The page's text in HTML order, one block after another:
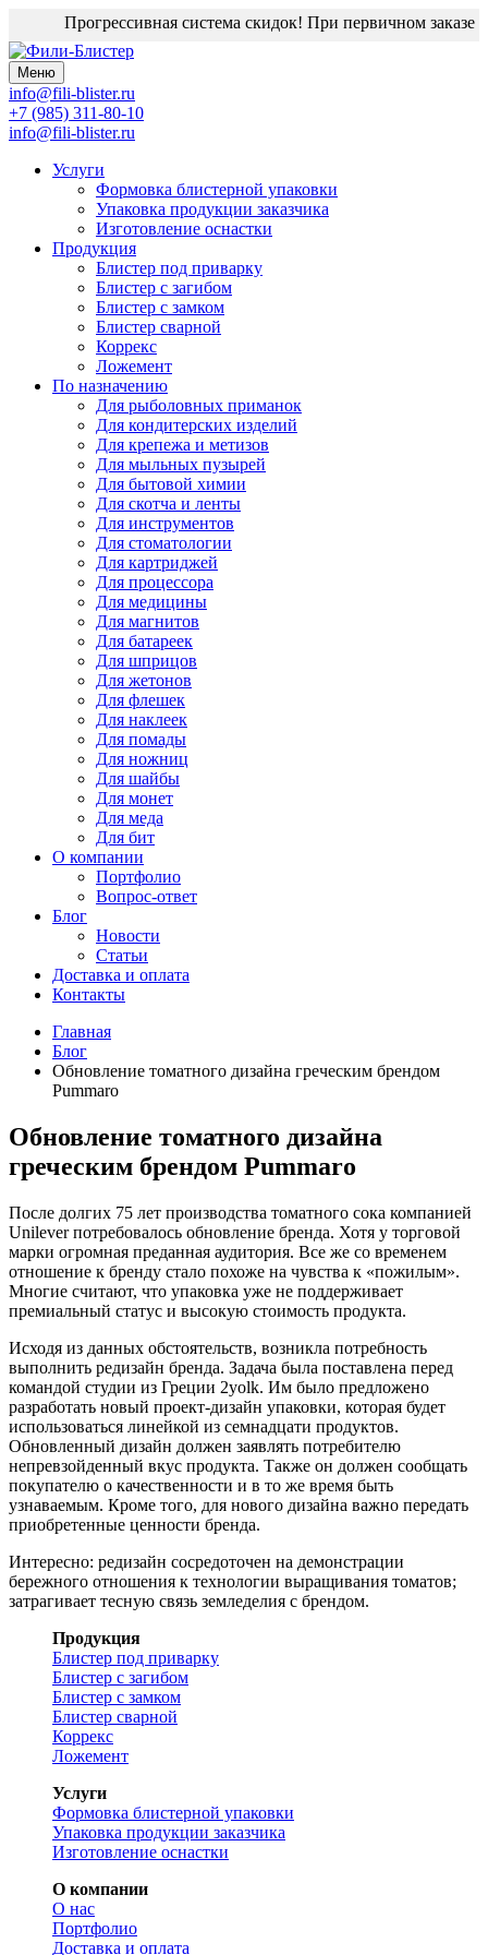
Прогрессивная система скидок! При первичном заказе
Меню
info@fili-blister.ru
+7 (985) 311-80-10
info@fili-blister.ru
Услуги
Формовка блистерной упаковки
Упаковка продукции заказчика
Изготовление оснастки
Продукция
Блистер под приварку
Блистер с загибом
Блистер с замком
Блистер сварной
Коррекс
Ложемент
По назначению
Для рыболовных приманок
Для кондитерских изделий
Для крепежа и метизов
Для мыльных пузырей
Для бытовой химии
Для скотча и ленты
Для инструментов
Для стоматологии
Для картриджей
Для процессора
Для медицины
Для магнитов
Для батареек
Для шприцов
Для жетонов
Для флешек
Для наклеек
Для помады
Для ножниц
Для шайбы
Для монет
Для меда
Для бит
О компании
Портфолио
Вопрос-ответ
Блог
Новости
Статьи
Доставка и оплата
Контакты
Главная
Блог
Обновление томатного дизайна греческим брендом
Pummaro
Обновление томатного дизайна
греческим брендом Pummaro
После долгих 75 лет производства томатного сока компанией
Unilever потребовалось обновление бренда. Хотя у торговой
марки огромная преданная аудитория. Все же со временем
отношение к бренду стало похоже на чувства к «пожилым».
Многие считают, что упаковка уже не поддерживает
премиальный статус и высокую стоимость продукта.
Исходя из данных обстоятельств, возникла потребность
выполнить редизайн бренда. Задача была поставлена перед
командой студии из Греции 2yolk. Им было предложено
разработать новый проект-дизайн упаковки, которая будет
использоваться линейкой из семнадцати продуктов.
Обновленный дизайн должен заявлять потребителю
непревзойденный вкус продукта. Также он должен сообщать
покупателю о качественности и в то же время быть
узнаваемым. Кроме того, для нового дизайна важно передать
приобретенные ценности бренда.
Интересно: редизайн сосредоточен на демонстрации
бережного отношения к технологии выращивания томатов;
затрагивает тесную связь земледелия с брендом.
Продукция
Блистер под приварку
Блистер с загибом
Блистер с замком
Блистер сварной
Коррекс
Ложемент
Услуги
Формовка блистерной упаковки
Упаковка продукции заказчика
Изготовление оснастки
О компании
О нас
Портфолио
Доставка и оплата